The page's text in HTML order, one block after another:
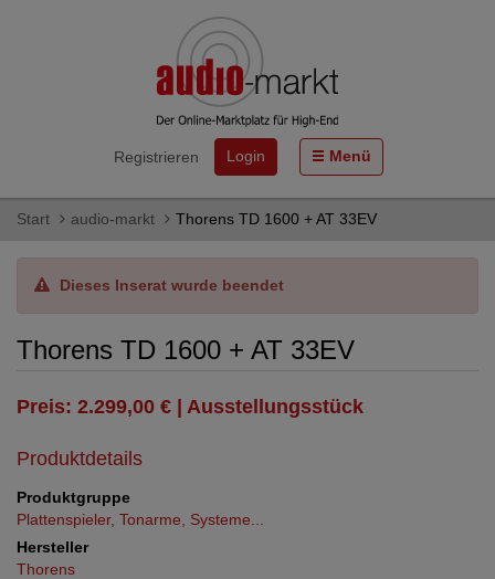
Registrieren Login Menü
Start audio-markt Thorens TD 1600 + AT 33EV
Dieses Inserat wurde beendet
Thorens TD 1600 + AT 33EV
Preis: 2.299,00 € | Ausstellungsstück
Produktdetails
Produktgruppe
Plattenspieler, Tonarme, Systeme...
Hersteller
Thorens